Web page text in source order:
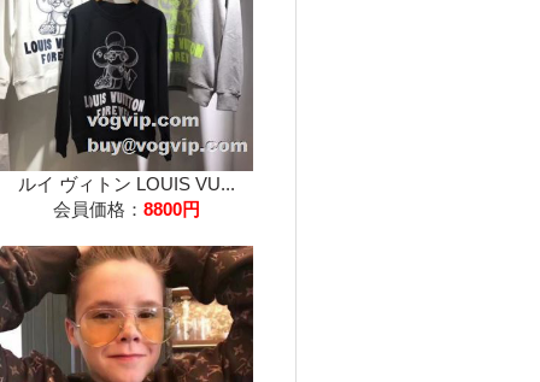
ルイ ヴィトン LOUIS VU...
会員価格： 8800円